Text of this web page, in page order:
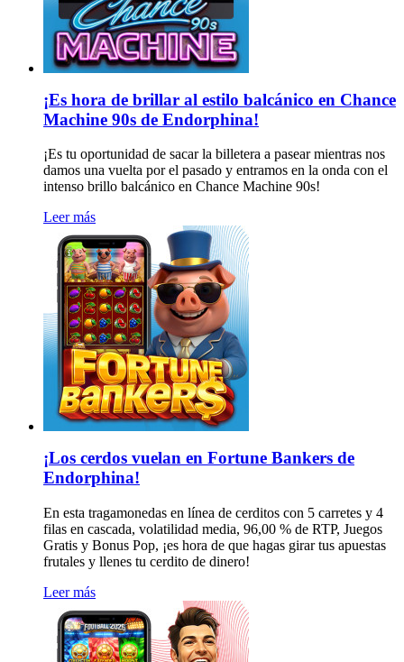
¡Es hora de brillar al estilo balcánico en Chance
Machine 90s de Endorphina!
¡Es tu oportunidad de sacar la billetera a pasear mientras nos
damos una vuelta por el pasado y entramos en la onda con el
intenso brillo balcánico en Chance Machine 90s!
Leer más
¡Los cerdos vuelan en Fortune Bankers de
Endorphina!
En esta tragamonedas en línea de cerditos con 5 carretes y 4
filas en cascada, volatilidad media, 96,00 % de RTP, Juegos
Gratis y Bonus Pop, ¡es hora de que hagas girar tus apuestas
frutales y llenes tu cerdito de dinero!
Leer más